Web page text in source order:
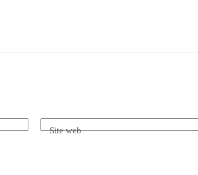
Site web